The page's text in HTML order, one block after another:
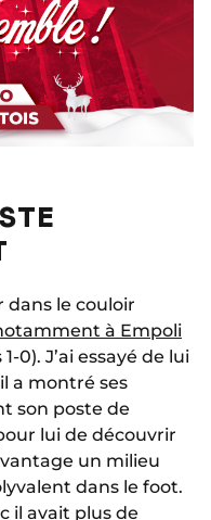
dans le couloir
à Empoli
0). J’ai essayé de lui
a montré ses
son poste de
lui de découvrir
un milieu
dans le foot.
il avait plus de